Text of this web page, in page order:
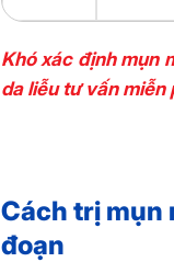
Khó xác định mụn
da liễu tư vấn miễn
Cách trị mụn
đoạn